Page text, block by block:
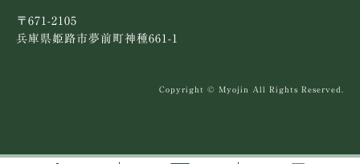
〒671-2105
兵庫県姫路市夢前町神種661-1
Copyright © Myojin All Rights Reserved.